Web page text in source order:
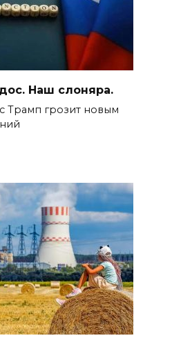
Наш слоняра.
Трамп грозит новым